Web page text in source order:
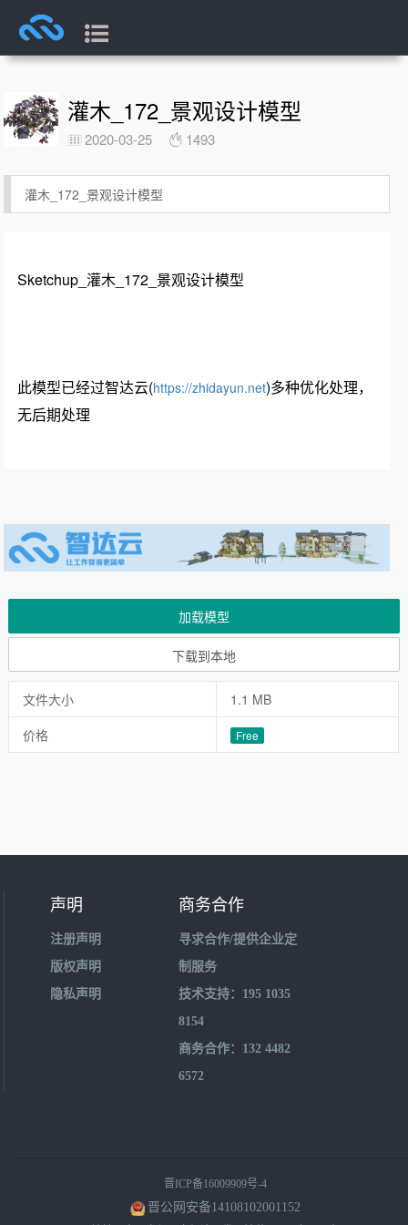
灌木_172_景观设计模型
2020-03-25 1493
灌木_172_景观设计模型
Sketchup_灌木_172_景观设计模型
此模型已经过智达云(https://zhidayun.net)多种优化处理，
无后期处理
加载模型
下载到本地
文件大小
1.1 MB
价格
Free
声明
注册声明
版权声明
隐私声明
商务合作
寻求合作/提供企业定
制服务
技术支持：195 1035
8154
商务合作：132 4482
6572
晋ICP备16009909号-4
晋公网安备14108102001152